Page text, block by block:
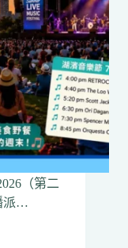
（第二
派…